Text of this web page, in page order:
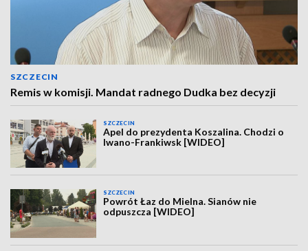
SZCZECIN
Remis w komisji. Mandat radnego Dudka bez decyzji
SZCZECIN
Apel do prezydenta Koszalina. Chodzi o
Iwano-Frankiwsk [WIDEO]
SZCZECIN
Powrót Łaz do Mielna. Sianów nie
odpuszcza [WIDEO]